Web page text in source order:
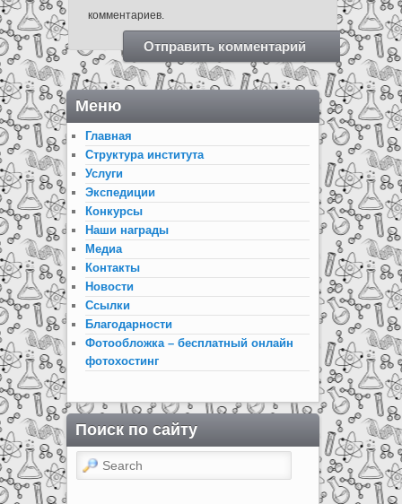
комментариев.
Меню
Главная
Структура института
Услуги
Экспедиции
Конкурсы
Наши награды
Медиа
Контакты
Новости
Ссылки
Благодарности
Фотообложка – бесплатный онлайн
фотохостинг
Поиск по сайту
Search